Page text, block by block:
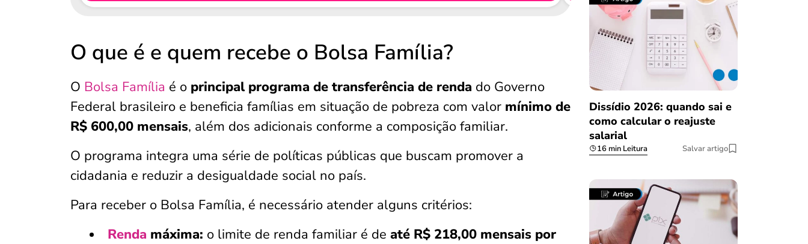
O que é e quem recebe o Bolsa Família?
O Bolsa Família é o principal programa de transferência de renda do Governo
Federal brasileiro e beneficia famílias em situação de pobreza com valor mínimo de
R$ 600,00 mensais, além dos adicionais conforme a composição familiar.
O programa integra uma série de políticas públicas que buscam promover a
cidadania e reduzir a desigualdade social no país.
Para receber o Bolsa Família, é necessário atender alguns critérios:
Renda máxima: o limite de renda familiar é de até R$ 218,00 mensais por
Dissídio 2026: quando sai e
como calcular o reajuste
salarial
16 min Leitura Salvar artigo